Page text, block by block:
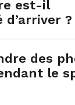
est-il
d’arriver ?
des
le